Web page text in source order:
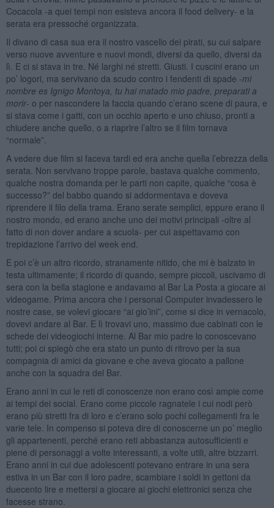
Cocacola -a quei tempi non esisteva ancora il food delivery- e la
serata era pressoché organizzata.
Il divano di casa sua era il nostro vascello dei pirati, su cui salpare
verso nuove avventure e nuovi mondi, diversi da quello, diversi da
lì. E ci si stava in tre. Né larghi né stretti. Giusti. I cuscini erano un
po’ logori, ma servivano da scudo contro i fendenti di spade -mi
nombre es Ignigo Montoya, tu hai matado mio padre, preparati a
morir- o per nascondere la faccia quando c’erano scene di paura, e
si stava come i gatti, con un occhio aperto e uno chiuso, pronti a
chiudere anche quello, o a riaprire l’altro se il film tornava
“normale”.
A vedere due film si faceva tardi ed era anche quella l’ebrezza della
serata. Non servivano troppe parole, bastava qualche commento,
qualche nostra domanda per le parti non capite, qualche “cosa è
successo?” del babbo quando si addormentava e doveva
riprendere il filo della trama. Erano serate semplici, eppure erano il
nostro mondo, ed erano anche uno dei motivi principali -oltre al
fatto di non dover andare a scuola- per cui aspettavamo con
trepidazione l’arrivo del week end.
E poi c’è un altro ricordo, stranamente nitido, che mi è balzato in
testa ultimamente; il ricordo di quando, sempre piccoli, uscivamo di
sera con la bella stagione e andavamo al Bar La Posta a giocare ai
videogame. Prima ancora che i personal Computer invadessero le
nostre case, se volevi giocare “ai gio’ini”, come si dice in vernacolo,
dovevi andare al Bar. E lì trovavi uno, massimo due cabinati con le
schede dei videogiochi interne. Al Bar mio padre lo conoscevano
tutti; poi ci spiegò che era stato un punto di ritrovo per la sua
compagnia di amici da giovane e che aveva giocato a pallone
anche con la squadra del Bar.
Erano anni in cui le reti di conoscenze non erano così ampie come
ai tempi dei social. Erano come piccole ragnatele i cui nodi però
erano più stretti fra di loro e c’erano solo pochi collegamenti fra le
varie tele. In compenso si poteva dire di conoscerne un po’ meglio
gli appartenenti, perché erano reti abbastanza autosufficienti e
piene di personaggi a volte interessanti, a volte utili, altre bizzarri.
Erano anni in cui due adolescenti potevano entrare in una sera
estiva in un Bar con il loro padre, scambiare i soldi in gettoni da
duecento lire e mettersi a giocare ai giochi elettronici senza che
facesse strano.